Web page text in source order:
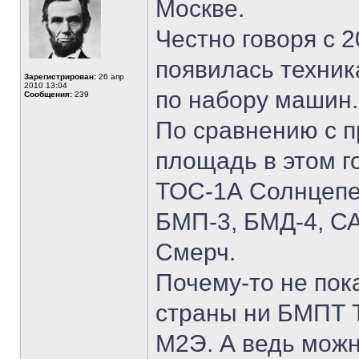
Зарегистрирован: 26 апр
2010 13:04
Сообщения: 239
Москве.
Честно говоря с
появилась
по набору машин.
По сравнению с
площадь в этом
ТОС-1А
БМП-3, БМД-4,
Смерч.
Почему-то не
страны ни БМПТ
М2Э. А ведь